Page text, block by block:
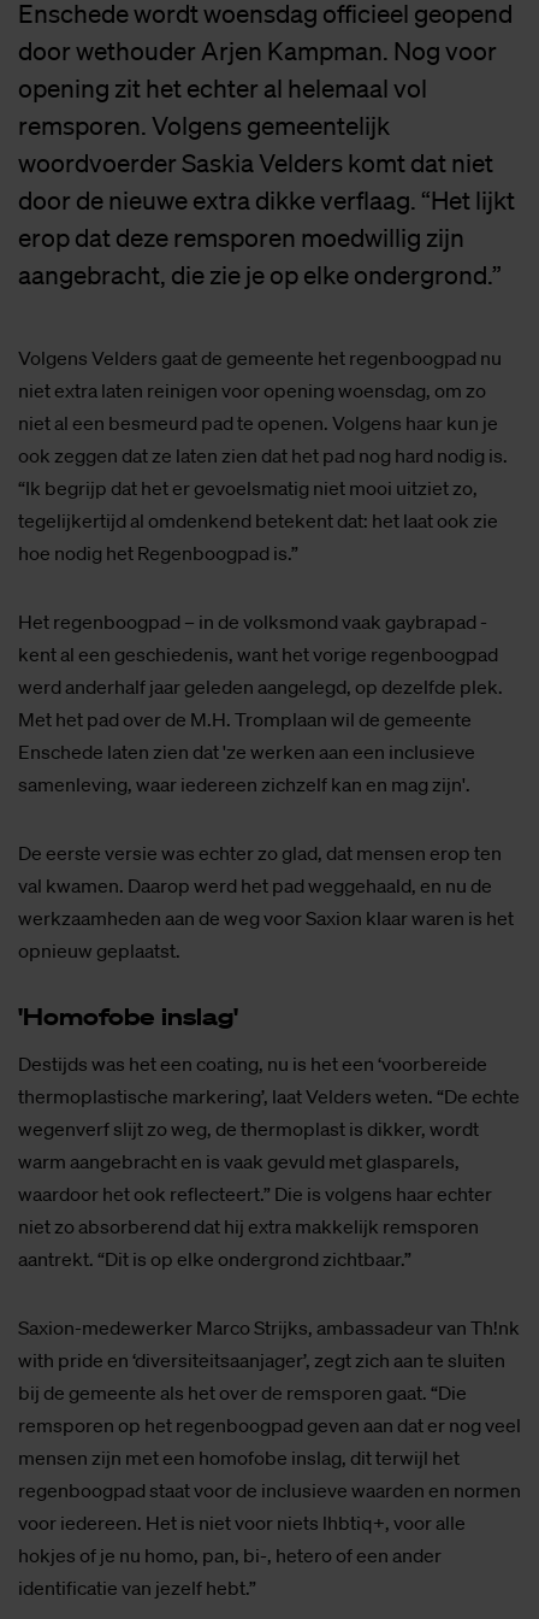
Enschede wordt woensdag officieel geopend
door wethouder Arjen Kampman. Nog voor
opening zit het echter al helemaal vol
remsporen. Volgens gemeentelijk
woordvoerder Saskia Velders komt dat niet
door de nieuwe extra dikke verflaag. “Het lijkt
erop dat deze remsporen moedwillig zijn
aangebracht, die zie je op elke ondergrond.”
Volgens Velders gaat de gemeente het regenboogpad nu
niet extra laten reinigen voor opening woensdag, om zo
niet al een besmeurd pad te openen. Volgens haar kun je
ook zeggen dat ze laten zien dat het pad nog hard nodig is.
“Ik begrijp dat het er gevoelsmatig niet mooi uitziet zo,
tegelijkertijd al omdenkend betekent dat: het laat ook zie
hoe nodig het Regenboogpad is.”
Het regenboogpad – in de volksmond vaak gaybrapad -
kent al een geschiedenis, want het vorige regenboogpad
werd anderhalf jaar geleden aangelegd, op dezelfde plek.
Met het pad over de M.H. Tromplaan wil de gemeente
Enschede laten zien dat 'ze werken aan een inclusieve
samenleving, waar iedereen zichzelf kan en mag zijn'.
De eerste versie was echter zo glad, dat mensen erop ten
val kwamen. Daarop werd het pad weggehaald, en nu de
werkzaamheden aan de weg voor Saxion klaar waren is het
opnieuw geplaatst.
'Ho­mo­fo­be in­slag'
Destijds was het een coating, nu is het een ‘voorbereide
thermoplastische markering’, laat Velders weten. “De echte
wegenverf slijt zo weg, de thermoplast is dikker, wordt
warm aangebracht en is vaak gevuld met glasparels,
waardoor het ook reflecteert.” Die is volgens haar echter
niet zo absorberend dat hij extra makkelijk remsporen
aantrekt. “Dit is op elke ondergrond zichtbaar.”
Saxion-medewerker Marco Strijks, ambassadeur van Th!nk
with pride en ‘diversiteitsaanjager’, zegt zich aan te sluiten
bij de gemeente als het over de remsporen gaat. “Die
remsporen op het regenboogpad geven aan dat er nog veel
mensen zijn met een homofobe inslag, dit terwijl het
regenboogpad staat voor de inclusieve waarden en normen
voor iedereen. Het is niet voor niets lhbtiq+, voor alle
hokjes of je nu homo, pan, bi-, hetero of een ander
identificatie van jezelf hebt.”